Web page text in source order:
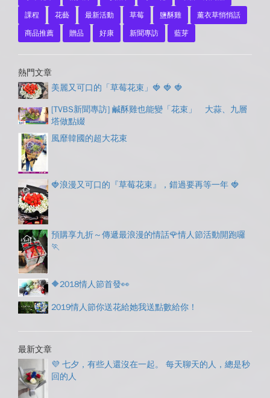
課程
花藝 最新活動 草莓 鹽酥雞
薰衣草悄悄話
商品推薦
贈品 好康 新聞專訪 藍芽
熱門文章
美麗又可口的「草莓花束」🍓 🍓 🍓
[TVBS新聞專訪] 鹹酥雞也能變「花束」 大蒜、九層
塔做點綴
風靡韓國的超大花束
🍓浪漫又可口的『草莓花束』，錯過要再等一年 🍓
預購享九折～傳遞最浪漫的情話🌹情人節活動開跑囉
🏃
🔶2018情人節首發👀
2019情人節你送花給她我送點數給你！
最新文章
💜 七夕，有些人還沒在一起。 每天聊天的人，總是秒
回的人